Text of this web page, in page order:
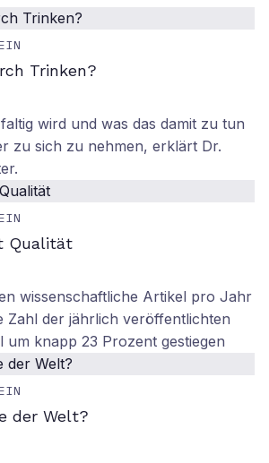
Trinken?
wird und was das damit zu tun
zu sich zu nehmen, erklärt Dr.
Qualität
wissenschaftliche Artikel pro Jahr
Zahl der jährlich veröffentlichten
um knapp 23 Prozent gestiegen
der Welt?